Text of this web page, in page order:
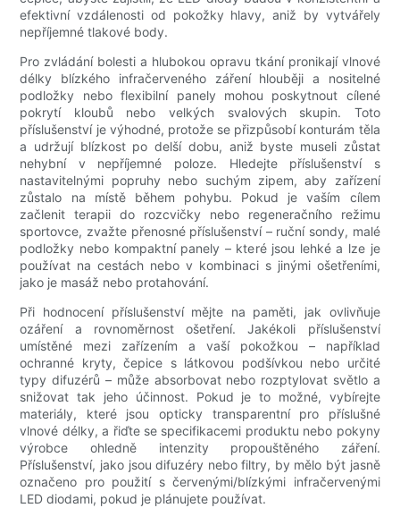
efektivní vzdálenosti od pokožky hlavy, aniž by vytvářely
nepříjemné tlakové body.
Pro zvládání bolesti a hlubokou opravu tkání pronikají vlnové
délky blízkého infračerveného záření hlouběji a nositelné
podložky nebo flexibilní panely mohou poskytnout cílené
pokrytí kloubů nebo velkých svalových skupin. Toto
příslušenství je výhodné, protože se přizpůsobí konturám těla
a udržují blízkost po delší dobu, aniž byste museli zůstat
nehybní v nepříjemné poloze. Hledejte příslušenství s
nastavitelnými popruhy nebo suchým zipem, aby zařízení
zůstalo na místě během pohybu. Pokud je vaším cílem
začlenit terapii do rozcvičky nebo regeneračního režimu
sportovce, zvažte přenosné příslušenství – ruční sondy, malé
podložky nebo kompaktní panely – které jsou lehké a lze je
používat na cestách nebo v kombinaci s jinými ošetřeními,
jako je masáž nebo protahování.
Při hodnocení příslušenství mějte na paměti, jak ovlivňuje
ozáření a rovnoměrnost ošetření. Jakékoli příslušenství
umístěné mezi zařízením a vaší pokožkou – například
ochranné kryty, čepice s látkovou podšívkou nebo určité
typy difuzérů – může absorbovat nebo rozptylovat světlo a
snižovat tak jeho účinnost. Pokud je to možné, vybírejte
materiály, které jsou opticky transparentní pro příslušné
vlnové délky, a řiďte se specifikacemi produktu nebo pokyny
výrobce ohledně intenzity propouštěného záření.
Příslušenství, jako jsou difuzéry nebo filtry, by mělo být jasně
označeno pro použití s ​​červenými/blízkými infračervenými
LED diodami, pokud je plánujete používat.